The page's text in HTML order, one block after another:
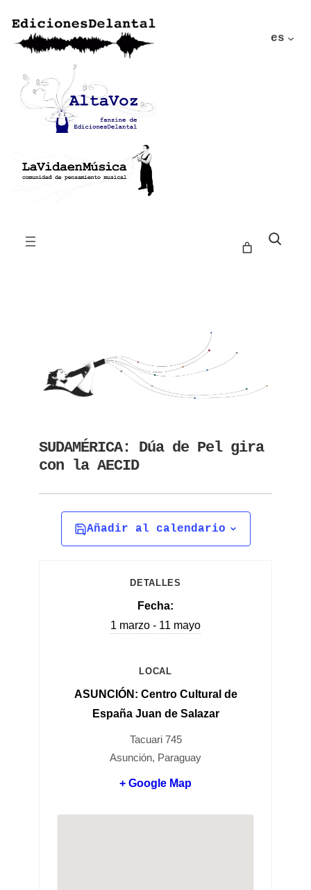
es
Buscar
SUDAMÉRICA: Dúa de Pel gira
con la AECID
Añadir al calendario
DETALLES
Fecha:
1 marzo - 11 mayo
LOCAL
ASUNCIÓN: Centro Cultural de
España Juan de Salazar
Tacuari 745
Asunción, Paraguay
+ Google Map